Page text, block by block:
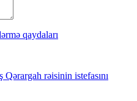
qaydaları